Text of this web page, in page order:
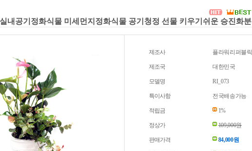
내공기정화식물 미세먼지정화식물 공기청정 선물 키우기쉬운 승진화분
제조사 플라워리퍼블릭
제조국 대한민국
모델명 RI_073
특이사항 전국배송가능
적립금 1%
정상가 109,000원
판매가격 84,000원